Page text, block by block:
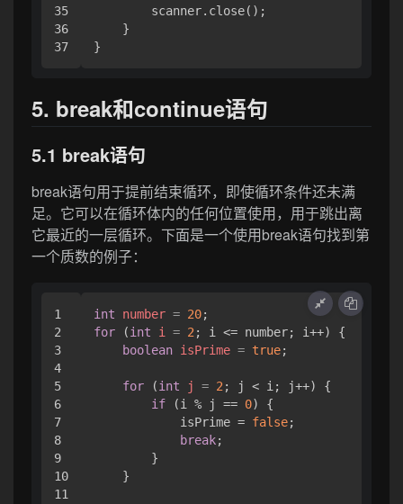
35
36
        scanner.close();
    }
5. break和continue语句
5.1 break语句
break语句用于提前结束循环，即使循环条件还未满
足。它可以在循环体内的任何位置使用，用于跳出离
它最近的一层循环。下面是一个使用break语句找到第
一个质数的例子：
1
2
3
4
5
6
7
8
9
10
11
int number = 20
for (int i = 2; i <= number; i++) {
boolean isPrime = true;
for (int j = 2; j < i; j++) {
if (i % j == 0) {
            isPrime =
false;
break;
        }
    }